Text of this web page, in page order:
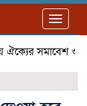
সমাবেশ ও গণ